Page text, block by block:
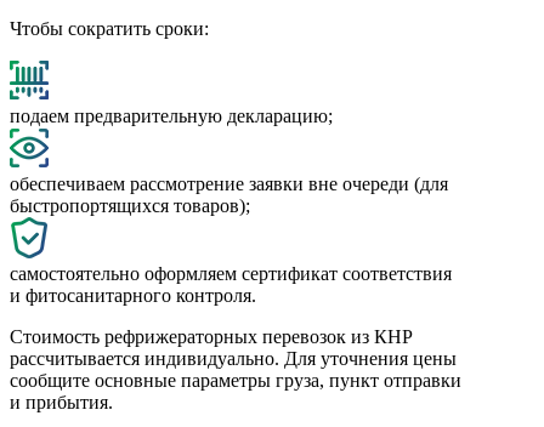
Чтобы сократить сроки:
подаем предварительную декларацию;
обеспечиваем рассмотрение заявки вне очереди (для
быстропортящихся товаров);
самостоятельно оформляем сертификат соответствия
и фитосанитарного контроля.
Стоимость рефрижераторных перевозок из КНР
рассчитывается индивидуально. Для уточнения цены
сообщите основные параметры груза, пункт отправки
и прибытия.